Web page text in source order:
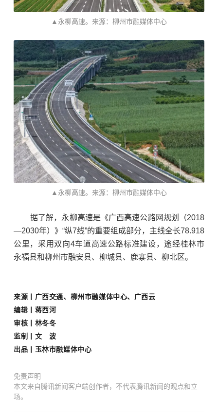
▲永柳高速。来源：柳州市融媒体中心
▲永柳高速。来源：柳州市融媒体中心
据了解，永柳高速是《广西高速公路网规划（2018
—2030年）》“纵7线”的重要组成部分，主线全长78.918
公里，采用双向4车道高速公路标准建设，途经桂林市
永福县和柳州市融安县、柳城县、鹿寨县、柳北区。
来源丨 广西交通、 柳州市融媒体中心、广西云
编辑 丨蒋西河
审核丨林冬冬
监制丨文 波
出品 丨玉林市融媒体中心
免责声明
本文来自腾讯新闻客户端创作者，不代表腾讯新闻的观点和立
场。